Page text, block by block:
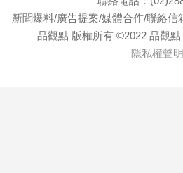
新聞爆料/廣告提案/媒體合作/聯絡信
品觀點 版權所有 ©2022 品觀
隱私權聲明